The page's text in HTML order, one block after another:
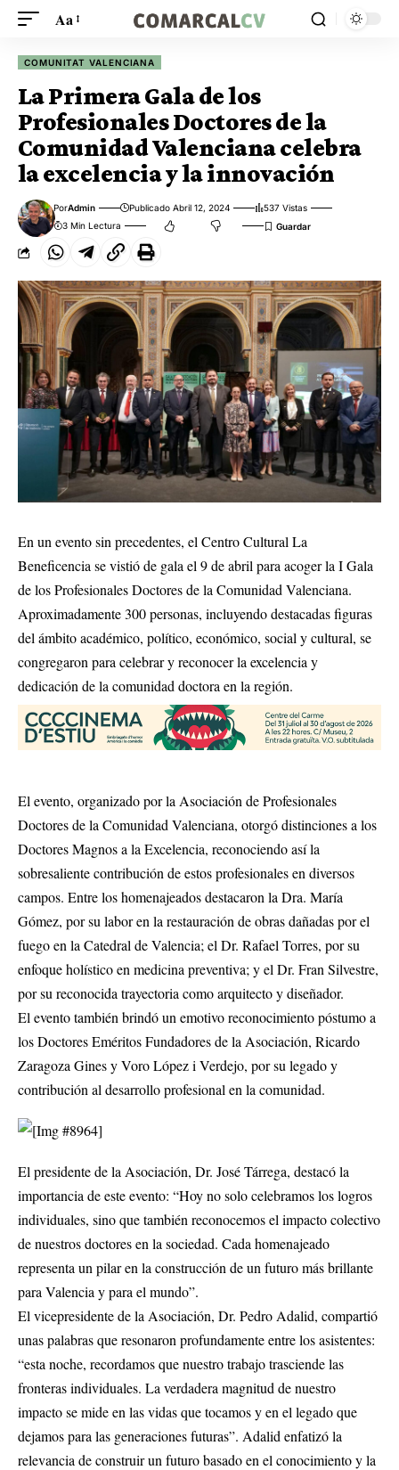
Aa
COMUNITAT VALENCIANA
La Primera Gala de los
Profesionales Doctores de la
Comunidad Valenciana celebra
la excelencia y la innovación
PorAdmin Publicado Abril 12, 2024
537 Vistas
3 Min Lectura
En un evento sin precedentes, el Centro Cultural La
Beneficencia se vistió de gala el 9 de abril para acoger la I Gala
de los Profesionales Doctores de la Comunidad Valenciana.
Aproximadamente 300 personas, incluyendo destacadas figuras
del ámbito académico, político, económico, social y cultural, se
congregaron para celebrar y reconocer la excelencia y
dedicación de la comunidad doctora en la región.
El evento, organizado por la Asociación de Profesionales
Doctores de la Comunidad Valenciana, otorgó distinciones a los
Doctores Magnos a la Excelencia, reconociendo así la
sobresaliente contribución de estos profesionales en diversos
campos. Entre los homenajeados destacaron la Dra. María
Gómez, por su labor en la restauración de obras dañadas por el
fuego en la Catedral de Valencia; el Dr. Rafael Torres, por su
enfoque holístico en medicina preventiva; y el Dr. Fran Silvestre,
por su reconocida trayectoria como arquitecto y diseñador.
El evento también brindó un emotivo reconocimiento póstumo a
los Doctores Eméritos Fundadores de la Asociación, Ricardo
Zaragoza Gines y Voro López i Verdejo, por su legado y
contribución al desarrollo profesional en la comunidad.
El presidente de la Asociación, Dr. José Tárrega, destacó la
importancia de este evento: “Hoy no solo celebramos los logros
individuales, sino que también reconocemos el impacto colectivo
de nuestros doctores en la sociedad. Cada homenajeado
representa un pilar en la construcción de un futuro más brillante
para Valencia y para el mundo”.
El vicepresidente de la Asociación, Dr. Pedro Adalid, compartió
unas palabras que resonaron profundamente entre los asistentes:
“esta noche, recordamos que nuestro trabajo trasciende las
fronteras individuales. La verdadera magnitud de nuestro
impacto se mide en las vidas que tocamos y en el legado que
dejamos para las generaciones futuras”. Adalid enfatizó la
relevancia de construir un futuro basado en el conocimiento y la